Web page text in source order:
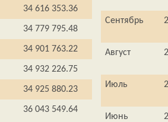
34 616 353.36
34 779 795.48
34 901 763.22
34 932 226.75
34 925 880.23
36 043 549.64
Сентябрь
Август
Июль
Июнь